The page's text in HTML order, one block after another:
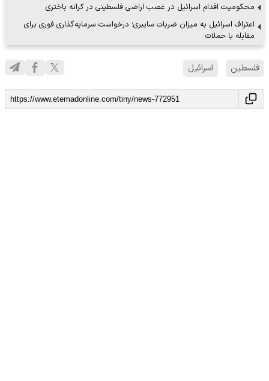
محکومیت اقدام اسرائیل در غصب اراضی فلسطینی در کرانه باختری
اعتراف اسرائیل به میزان ضربات سایبری؛ درخواست سرمایه‌گذاری فوری برای
مقابله با حملات
فلسطین اسرائیل